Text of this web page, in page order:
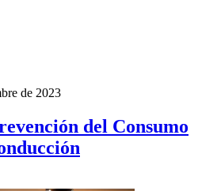
de 2023
del Consumo